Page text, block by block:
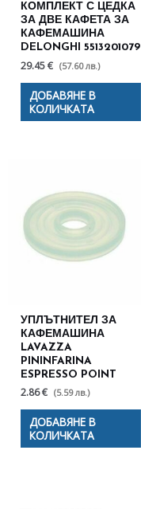
КОМПЛЕКТ С ЦЕДКА
ЗА ДВЕ КАФЕТА ЗА
КАФЕМАШИНА
DELONGHI 5513201079
29.45 € (57.60 лв.)
ДОБАВЯНЕ В
КОЛИЧКАТА
УПЛЪТНИТЕЛ ЗА
КАФЕМАШИНА
LAVAZZA
PININFARINA
ESPRESSO POINT
2.86 € (5.59 лв.)
ДОБАВЯНЕ В
КОЛИЧКАТА